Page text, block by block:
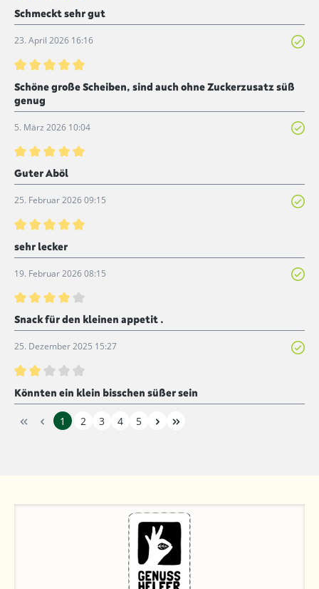
Bewertung mit 5 von 5 Sternen
Schmeckt sehr gut
23. April 2026 16:16
Bewertung mit 5 von 5 Sternen
Schöne große Scheiben, sind auch ohne Zuckerzusatz süß
genug
5. März 2026 10:04
Bewertung mit 5 von 5 Sternen
Guter Aböl
25. Februar 2026 09:15
Bewertung mit 5 von 5 Sternen
sehr lecker
19. Februar 2026 08:15
Bewertung mit 4 von 5 Sternen
Snack für den kleinen appetit .
25. Dezember 2025 15:27
Bewertung mit 2 von 5 Sternen
Könnten ein klein bisschen süßer sein
1 2 3 4 5